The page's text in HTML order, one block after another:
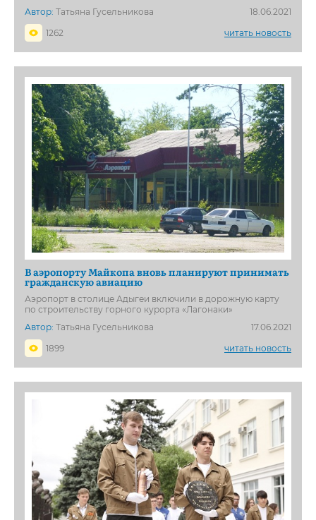
Автор: Татьяна Гусельникова
18.06.2021
1262
читать новость
В аэропорту Майкопа вновь планируют принимать
гражданскую авиацию
Аэропорт в столице Адыгеи включили в дорожную карту
по строительству горного курорта «Лагонаки»
Автор: Татьяна Гусельникова
17.06.2021
1899
читать новость